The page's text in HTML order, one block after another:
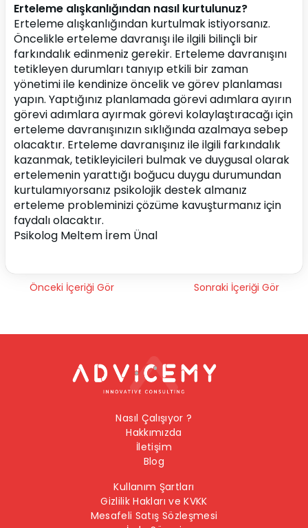
Erteleme alışkanlığından nasıl kurtulunuz?
Erteleme alışkanlığından kurtulmak istiyorsanız.
Öncelikle erteleme davranışı ile ilgili bilinçli bir
farkındalık edinmeniz gerekir. Erteleme davranışını
tetikleyen durumları tanıyıp etkili bir zaman
yönetimi ile kendinize öncelik ve görev planlaması
yapın. Yaptığınız planlamada görevi adımlara ayırın
görevi adımlara ayırmak görevi kolaylaştıracağı için
erteleme davranışınızın sıklığında azalmaya sebep
olacaktır. Erteleme davranışınız ile ilgili farkındalık
kazanmak, tetikleyicileri bulmak ve duygusal olarak
ertelemenin yarattığı boğucu duygu durumundan
kurtulamıyorsanız psikolojik destek almanız
erteleme probleminizi çözüme kavuşturmanız için
faydalı olacaktır.
Psikolog Meltem İrem Ünal
Önceki İçeriği Gör Sonraki İçeriği Gör
Nasıl Çalışıyor ?
Hakkımızda
İletişim
Blog
Kullanım Şartları
Gizlilik Hakları ve KVKK
Mesafeli Satış Sözleşmesi